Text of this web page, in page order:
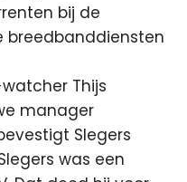
bij de
breedbanddiensten
Thijs
manager
Slegers
was een